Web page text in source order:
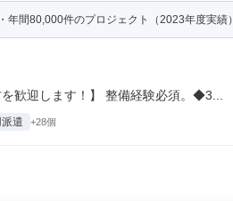
間80,000件のプロジェクト（2023年度実績）
歓迎します！】 整備経験必須。◆3...
遣 +28個